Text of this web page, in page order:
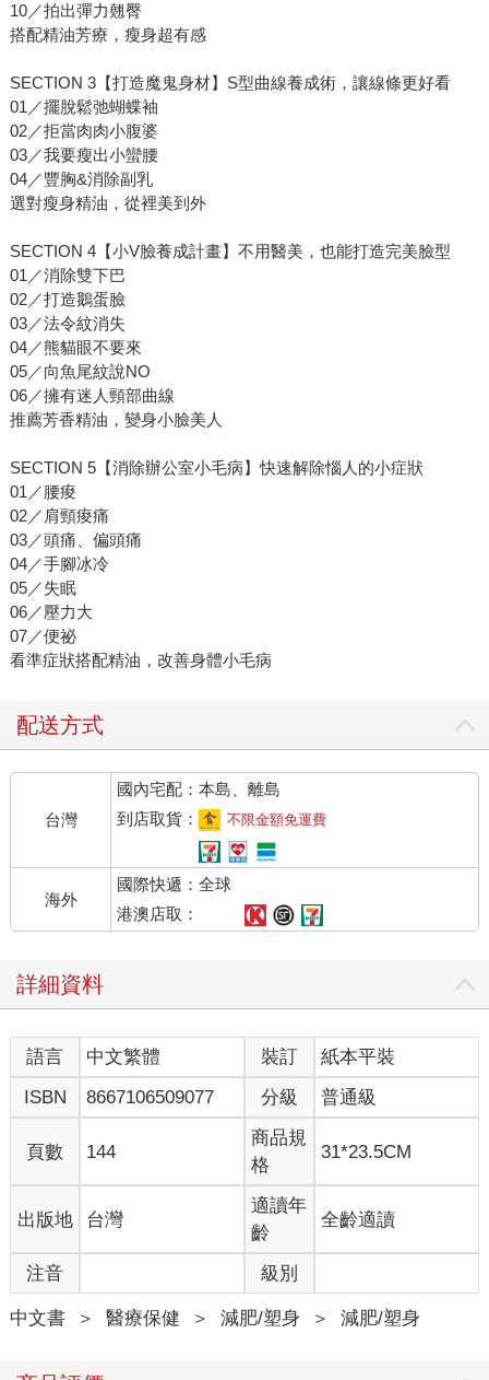
10／拍出彈力翹臀
搭配精油芳療，瘦身超有感
SECTION 3【打造魔鬼身材】S型曲線養成術，讓線條更好看
01／擺脫鬆弛蝴蝶袖
02／拒當肉肉小腹婆
03／我要瘦出小蠻腰
04／豐胸&消除副乳
選對瘦身精油，從裡美到外
SECTION 4【小V臉養成計畫】不用醫美，也能打造完美臉型
01／消除雙下巴
02／打造鵝蛋臉
03／法令紋消失
04／熊貓眼不要來
05／向魚尾紋說NO
06／擁有迷人頸部曲線
推薦芳香精油，變身小臉美人
SECTION 5【消除辦公室小毛病】快速解除惱人的小症狀
01／腰痠
02／肩頸痠痛
03／頭痛、偏頭痛
04／手腳冰冷
05／失眠
06／壓力大
07／便祕
看準症狀搭配精油，改善身體小毛病
配送方式
台灣
國內宅配：本島、離島
到店取貨：
不限金額免運費
海外
國際快遞：全球
港澳店取：
詳細資料
語言 中文繁體 裝訂
紙本平裝
ISBN
8667106509077 分級 普通級
頁數 144
商品規
格
31*23.5CM
出版地 台灣
適讀年
齡
全齡適讀
注音 級別
中文書 ＞ 醫療保健 ＞ 減肥/塑身 ＞ 減肥/塑身